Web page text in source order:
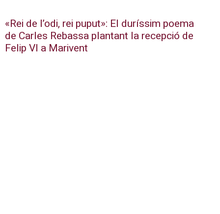
«Rei de l’odi, rei puput»: El duríssim poema
de Carles Rebassa plantant la recepció de
Felip VI a Marivent